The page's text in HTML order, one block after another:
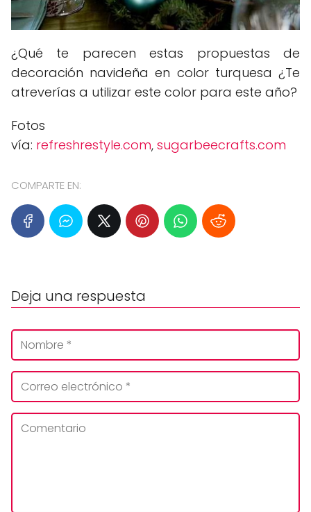
¿Qué te parecen estas propuestas de
decoración navideña en color turquesa ¿Te
atreverías a utilizar este color para este año?
Fotos
vía: refreshrestyle.com, sugarbeecrafts.com
COMPARTE EN:
Deja una respuesta